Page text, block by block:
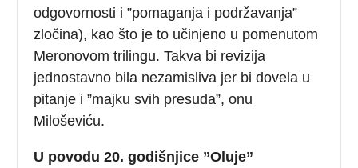
odgovornosti i ”pomaganja i podržavanja”
zločina), kao što je to učinjeno u pomenutom
Meronovom trilingu. Takva bi revizija
jednostavno bila nezamisliva jer bi dovela u
pitanje i ”majku svih presuda”, onu
Miloševiću.
U povodu 20. godišnjice ”Oluje”